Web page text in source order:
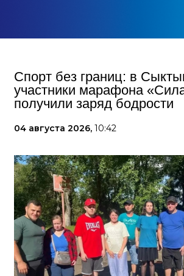
Спорт без границ: в
участники марафона
получили заряд бодрости
04 августа 2026, 10:42